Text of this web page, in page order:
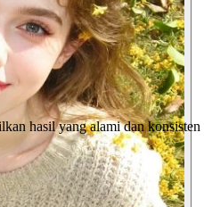
hasil yang alami dan konsisten